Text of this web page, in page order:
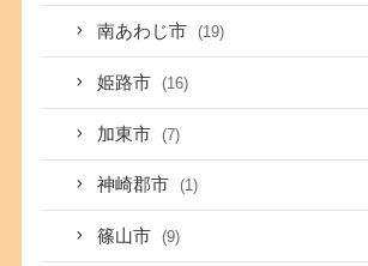
南あわじ市 (19)
姫路市 (16)
加東市 (7)
神崎郡市 (1)
篠山市 (9)